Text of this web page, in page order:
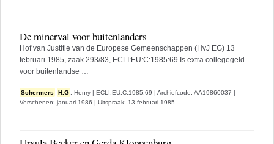
De minerval voor buitenlanders
Hof van Justitie van de Europese Gemeenschappen (HvJ EG) 13
februari 1985, zaak 293/83, ECLI:EU:C:1985:69 Is extra collegegeld
voor buitenlandse …
Schermers H.G . Henry | ECLI:EU:C:1985:69 | Archiefcode: AA19860037 |
Verschenen: januari 1986 | Uitspraak: 13 februari 1985